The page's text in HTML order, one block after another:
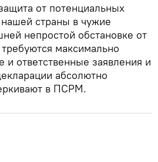
от потенциальных
страны в чужие
непростой обстановке от
максимально
ответственные заявления и
абсолютно
в ПСРМ.